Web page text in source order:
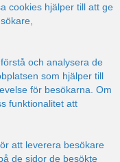
cookies hjälper till att ge
och analysera de
som hjälper till
för besökarna. Om
funktionalitet att
att leverera besökare
de sidor de besökte